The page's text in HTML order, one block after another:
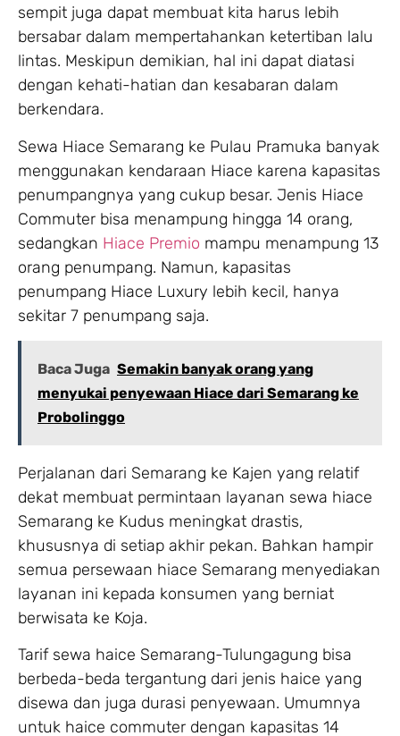
sempit juga dapat membuat kita harus lebih
bersabar dalam mempertahankan ketertiban lalu
lintas. Meskipun demikian, hal ini dapat diatasi
dengan kehati-hatian dan kesabaran dalam
berkendara.
Sewa Hiace Semarang ke Pulau Pramuka banyak
menggunakan kendaraan Hiace karena kapasitas
penumpangnya yang cukup besar. Jenis Hiace
Commuter bisa menampung hingga 14 orang,
sedangkan Hiace Premio mampu menampung 13
orang penumpang. Namun, kapasitas
penumpang Hiace Luxury lebih kecil, hanya
sekitar 7 penumpang saja.
Baca Juga Semakin banyak orang yang
menyukai penyewaan Hiace dari Semarang ke
Probolinggo
Perjalanan dari Semarang ke Kajen yang relatif
dekat membuat permintaan layanan sewa hiace
Semarang ke Kudus meningkat drastis,
khususnya di setiap akhir pekan. Bahkan hampir
semua persewaan hiace Semarang menyediakan
layanan ini kepada konsumen yang berniat
berwisata ke Koja.
Tarif sewa haice Semarang-Tulungagung bisa
berbeda-beda tergantung dari jenis haice yang
disewa dan juga durasi penyewaan. Umumnya
untuk haice commuter dengan kapasitas 14